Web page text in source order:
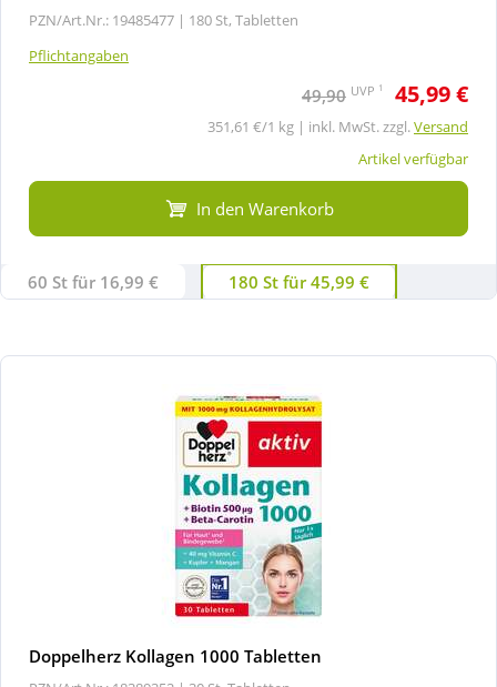
PZN/Art.Nr.: 19485477 | 180 St, Tabletten
Pflichtangaben
49,90 UVP 1 45,99 €
351,61 €/1 kg | inkl. MwSt. zzgl.Versand
Artikel verfügbar
In den Warenkorb
60 St für 16,99 € 180 St für 45,99 €
Doppelherz Kollagen 1000 Tabletten